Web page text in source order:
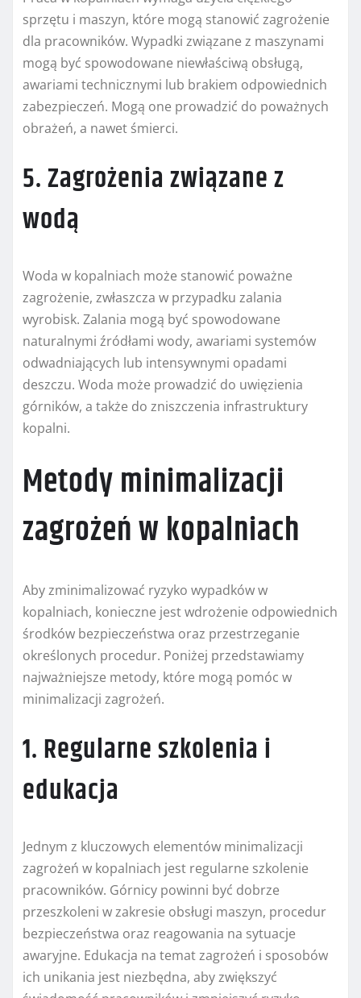
sprzętu i maszyn, które mogą stanowić zagrożenie
dla pracowników. Wypadki związane z maszynami
mogą być spowodowane niewłaściwą obsługą,
awariami technicznymi lub brakiem odpowiednich
zabezpieczeń. Mogą one prowadzić do poważnych
obrażeń, a nawet śmierci.
5. Zagrożenia związane z
wodą
Woda w kopalniach może stanowić poważne
zagrożenie, zwłaszcza w przypadku zalania
wyrobisk. Zalania mogą być spowodowane
naturalnymi źródłami wody, awariami systemów
odwadniających lub intensywnymi opadami
deszczu. Woda może prowadzić do uwięzienia
górników, a także do zniszczenia infrastruktury
kopalni.
Metody minimalizacji
zagrożeń w kopalniach
Aby zminimalizować ryzyko wypadków w
kopalniach, konieczne jest wdrożenie odpowiednich
środków bezpieczeństwa oraz przestrzeganie
określonych procedur. Poniżej przedstawiamy
najważniejsze metody, które mogą pomóc w
minimalizacji zagrożeń.
1. Regularne szkolenia i
edukacja
Jednym z kluczowych elementów minimalizacji
zagrożeń w kopalniach jest regularne szkolenie
pracowników. Górnicy powinni być dobrze
przeszkoleni w zakresie obsługi maszyn, procedur
bezpieczeństwa oraz reagowania na sytuacje
awaryjne. Edukacja na temat zagrożeń i sposobów
ich unikania jest niezbędna, aby zwiększyć